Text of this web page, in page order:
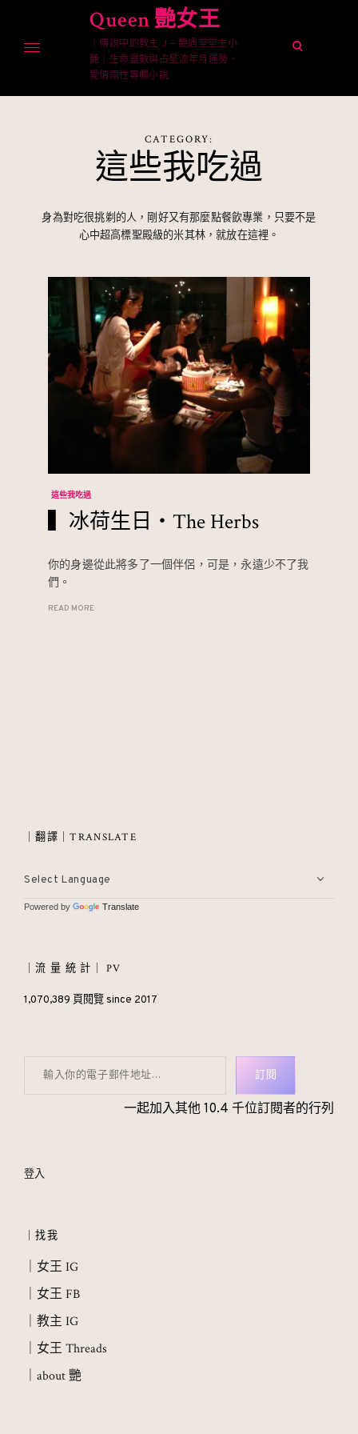
content
Queen 艷女王
｜傳說中的教主 J – 艷遇堂堂主小
艷｜生命靈數與占星流年月運勢、
愛情兩性專欄小說
open
CATEGORY:
這些我吃過
身為對吃很挑剃的人，剛好又有那麼點餐飲專業，只要不是
心中超高標聖殿級的米其林，就放在這裡。
這些我吃過
▍冰荷生日‧The Herbs
你的身邊從此將多了一個伴侶，可是，永遠少不了我
們。
READ MORE
｜翻譯｜TRANSLATE
Powered by Translate
｜流 量 統 計｜ PV
1,070,389 頁閱覽 since 2017
訂閱
一起加入其他 10.4 千位訂閱者的行列
登入
｜找我
｜女王 IG
｜女王 FB
｜教主 IG
｜女王 Threads
｜about 艷